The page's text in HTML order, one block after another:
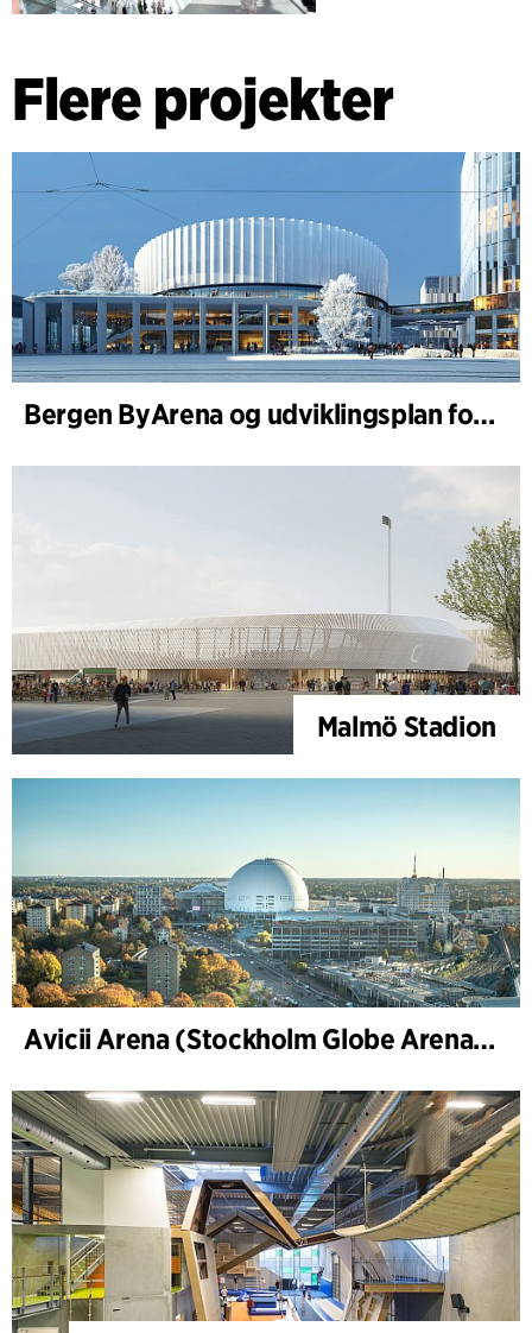
Flere projekter
Bergen ByArena og udviklingsplan for Nygårdstangen
Malmö Stadion
Avicii Arena (Stockholm Globe Arena), renovering og modernisering